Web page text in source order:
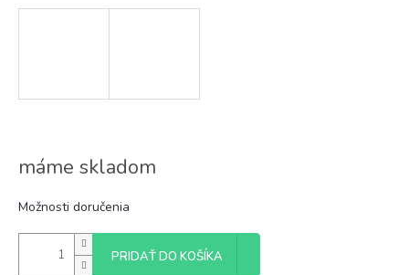
máme skladom
Možnosti doručenia
PRIDAŤ DO KOŠÍKA